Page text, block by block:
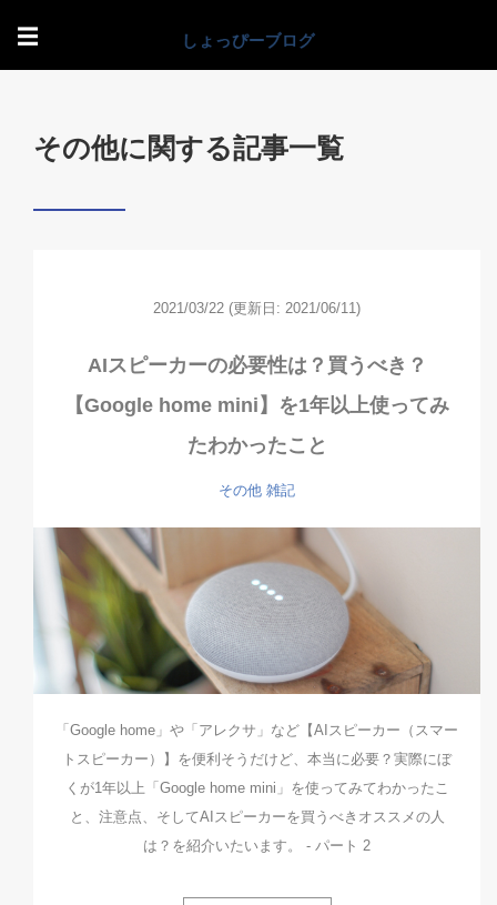
☰
その他に関する記事一覧
2021/03/22 (更新日: 2021/06/11)
AIスピーカーの必要性は？買うべき？
【Google home mini】を1年以上使ってみ
たわかったこと
その他 雑記
「Google home」や「アレクサ」など【AIスピーカー（スマー
トスピーカー）】を便利そうだけど、本当に必要？実際にぼ
くが1年以上「Google home mini」を使ってみてわかったこ
と、注意点、そしてAIスピーカーを買うべきオススメの人
は？を紹介いたいます。 - パート 2